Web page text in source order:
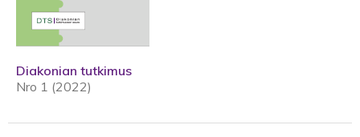
Diakonian tutkimus
Nro 1 (2022)